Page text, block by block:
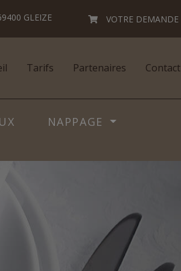
GLEIZE VOTRE DEMANDE
Tarifs Partenaires Contact
NAPPAGE